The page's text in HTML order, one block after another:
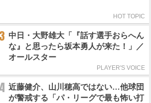
HOT TOPIC
3 中日・大野雄大「『話す選手おらへん
な』と思ったら坂本勇人が来た！」／
オールスター
PLAYER'S VOICE
4 近藤健介、山川穂高ではない…他球団
が警戒する「パ・リーグで最も怖い打